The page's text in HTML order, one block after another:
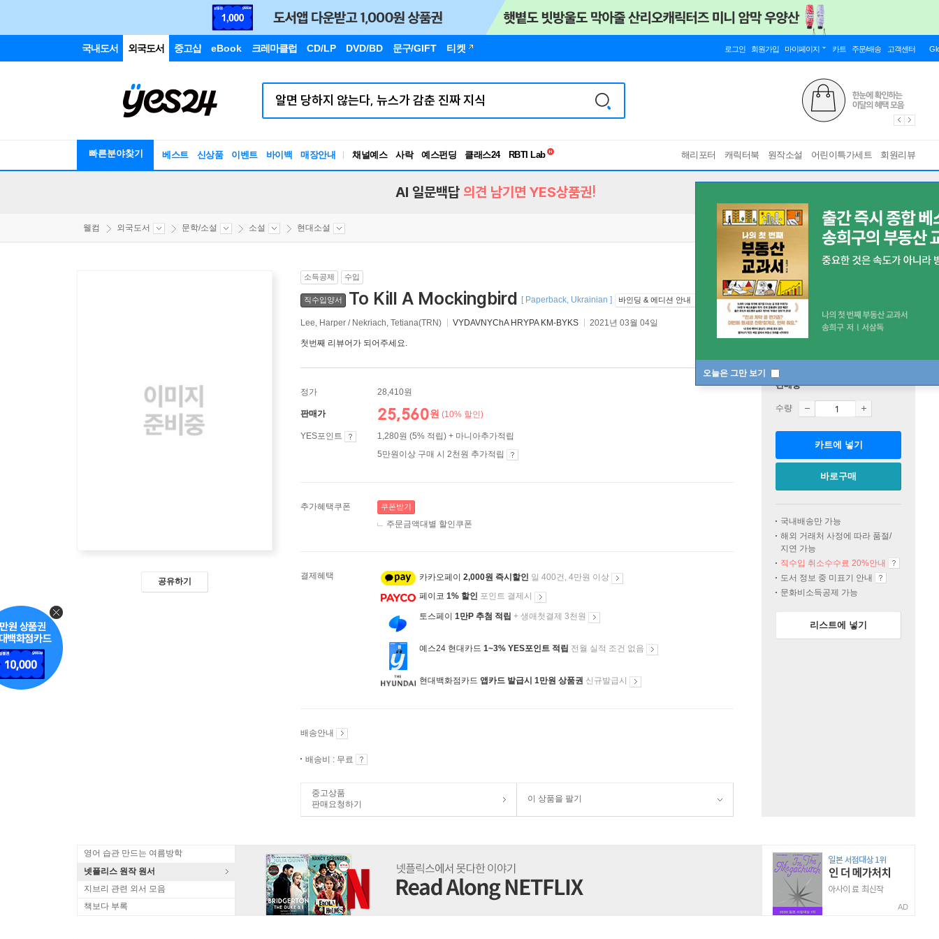
국내도서 외국도서 중고샵 eBook 크레마클럽 CD/LP DVD/BD 문구/GIFT 티켓 로그인 회원가입 마이페이지 카트 주문/배송 고객센터
빠른분야찾기 베스트 신상품 이벤트 바이백 매장안내 채널예스 사락 예스펀딩 클래스24
독서유형검사
해리포터 캐릭터북 원작소설 어린이특가세트 회원리뷰
오늘은 그만 보기
AI 일문백답 의견 남기면 YES상품권!
웰컴 외국도서 문학/소설 소설 현대소설
공유하기
소득공제 수입
직수입양서 To Kill A Mockingbird [ Paperback, Ukrainian ] 바인딩 & 에디션 안내
Lee, Harper / Nekriach, Tetiana(TRN) VYDAVNYChA HRYPA KM-BYKS 2021년 03월 04일
첫번째 리뷰어가 되어주세요.
정가 28,410원
판매가 25,560원 (10% 할인)
YES포인트
1,280원 (5% 적립) + 마니아추가적립
5만원이상 구매 시 2천원 추가적립
추가혜택쿠폰 쿠폰받기
주문금액대별 할인쿠폰
결제혜택 카카오페이 2,000원 즉시할인 일 400건, 4만원 이상
페이코 1% 할인 포인트 결제시
토스페이 1만P 추첨 적립 + 생애첫결제 3천원
예스24 현대카드 1~3% YES포인트 적립 전월 실적 조건 없음
현대백화점카드 앱카드 발급시 1만원 상품권 신규발급시
배송안내
배송비 : 무료
중고상품
판매요청하기
이 상품을 팔기
판매중
수량
카트에 넣기
바로구매
국내배송만 가능
해외 거래처 사정에 따라 품절/
지연 가능
직수입 취소수수료 20%안내
도서 정보 중 미표기 안내
문화비소득공제 가능
리스트에 넣기
영어 습관 만드는 여름방학
넷플리스 원작 원서
지브리 관련 외서 모음
책보다 부록
AD